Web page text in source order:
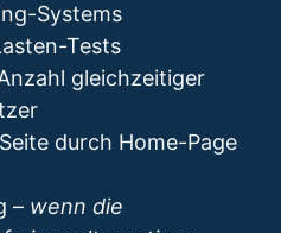
Systems
Tests
gleichzeitiger
durch Home-Page
– wenn die